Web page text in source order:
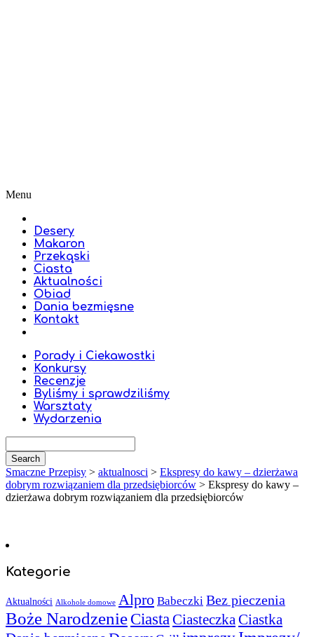
Menu
Desery
Makaron
Przekąski
Ciasta
Aktualności
Obiad
Dania bezmięsne
Kontakt
Porady i Ciekawostki
Konkursy
Recenzje
Byliśmy i sprawdziliśmy
Warsztaty
Wydarzenia
Smaczne Przepisy > aktualnosci > Ekspresy do kawy – dzierżawa
dobrym rozwiązaniem dla przedsiębiorców > Ekspresy do kawy –
dzierżawa dobrym rozwiązaniem dla przedsiębiorców
Kategorie
Aktualności Alkohole domowe Alpro Babeczki Bez pieczenia
Boże NarodzenieCiastaCiasteczkaCiastka